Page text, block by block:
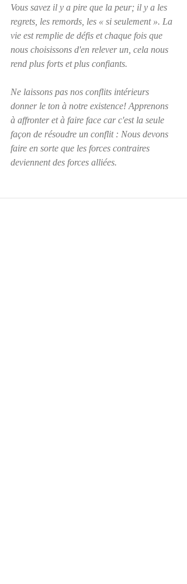
Vous savez il y a pire que la peur; il y a les
regrets, les remords, les « si seulement ». La
vie est remplie de défis et chaque fois que
nous choisissons d'en relever un, cela nous
rend plus forts et plus confiants.
Ne laissons pas nos conflits intérieurs
donner le ton à notre existence! Apprenons
à affronter et à faire face car c'est la seule
façon de résoudre un conflit : Nous devons
faire en sorte que les forces contraires
deviennent des forces alliées.